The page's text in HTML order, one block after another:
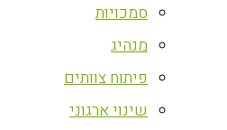
סמכויות
מנהיג
פיתוח צוותים
שינוי ארגוני